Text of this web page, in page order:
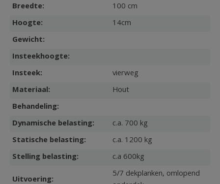
Breedte:
100 cm
Hoogte:
14cm
Gewicht:
Insteekhoogte:
Insteek:
vierweg
Materiaal:
Hout
Behandeling:
Dynamische belasting:
c.a. 700 kg
Statische belasting:
c.a. 1200 kg
Stelling belasting:
c.a 600kg
Uitvoering:
5/7 dekplanken, omlopend